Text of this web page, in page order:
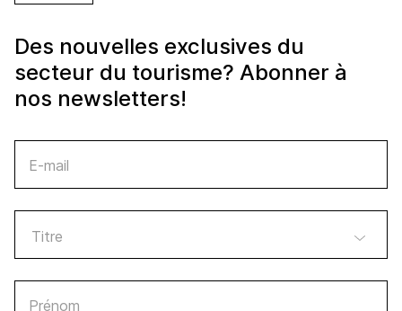
Des nouvelles exclusives du
secteur du tourisme? Abonner à
nos newsletters!
E-mail
Prénom